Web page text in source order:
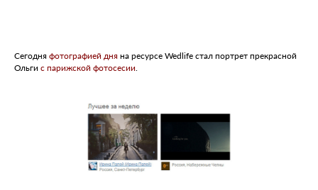
Сегодня фотографией дня на ресурсе Wedlife стал портрет прекрасной
Ольги с парижской фотосесии